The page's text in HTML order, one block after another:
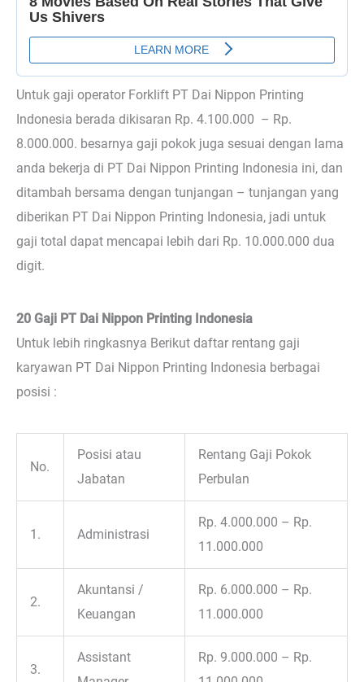
Untuk gaji operator Forklift PT Dai Nippon Printing
Indonesia berada dikisaran Rp. 4.100.000 – Rp.
8.000.000. besarnya gaji pokok juga sesuai dengan lama
anda bekerja di PT Dai Nippon Printing Indonesia ini, dan
ditambah bersama dengan tunjangan – tunjangan yang
diberikan PT Dai Nippon Printing Indonesia, jadi untuk
gaji total dapat mencapai lebih dari Rp. 10.000.000 dua
digit.
20 Gaji PT Dai Nippon Printing Indonesia
Untuk lebih ringkasnya Berikut daftar rentang gaji
karyawan PT Dai Nippon Printing Indonesia berbagai
posisi :
No.
Posisi atau
Jabatan
Rentang Gaji Pokok
Perbulan
1. Administrasi
Rp. 4.000.000 – Rp.
11.000.000
2.
Akuntansi /
Keuangan
Rp. 6.000.000 – Rp.
11.000.000
3.
Assistant
Rp. 9.000.000 – Rp.